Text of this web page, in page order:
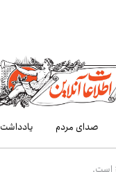
صدای مردم یادداشت